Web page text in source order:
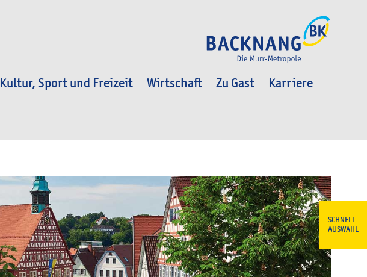
Kultur, Sport und Freizeit Wirtschaft Zu Gast
Karriere
SCHNELL-
AUSWAHL